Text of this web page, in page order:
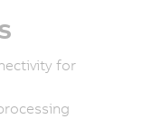
for